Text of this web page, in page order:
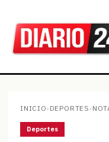
INICIO› DEPORTES›
Deportes